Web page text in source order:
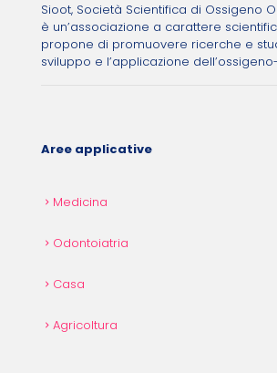
Sioot, Società Scientifica di Ossigeno
è un’associazione a carattere
propone di promuovere ricerche e
sviluppo e l’applicazione
Aree applicative
Medicina
Odontoiatria
Casa
Agricoltura